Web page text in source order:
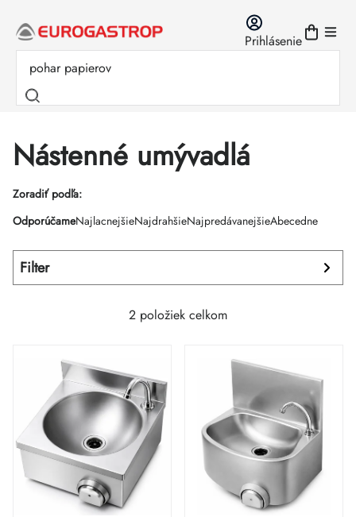
obsah
Prihlásenie
Nástenné umývadlá
Zoradiť podľa:
Radenie
produktov
OdporúčameNajlacnejšieNajdrahšieNajpredávanejšieAbecedne
Filter
2 položiek celkom
Výpis
produktov